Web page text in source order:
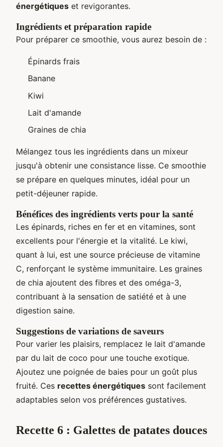
énergétiques et revigorantes.
Ingrédients et préparation rapide
Pour préparer ce smoothie, vous aurez besoin de :
Épinards frais
Banane
Kiwi
Lait d'amande
Graines de chia
Mélangez tous les ingrédients dans un mixeur
jusqu'à obtenir une consistance lisse. Ce smoothie
se prépare en quelques minutes, idéal pour un
petit-déjeuner rapide.
Bénéfices des ingrédients verts pour la santé
Les épinards, riches en fer et en vitamines, sont
excellents pour l'énergie et la vitalité. Le kiwi,
quant à lui, est une source précieuse de vitamine
C, renforçant le système immunitaire. Les graines
de chia ajoutent des fibres et des oméga-3,
contribuant à la sensation de satiété et à une
digestion saine.
Suggestions de variations de saveurs
Pour varier les plaisirs, remplacez le lait d'amande
par du lait de coco pour une touche exotique.
Ajoutez une poignée de baies pour un goût plus
fruité. Ces recettes énergétiques sont facilement
adaptables selon vos préférences gustatives.
Recette 6 : Galettes de patates douces